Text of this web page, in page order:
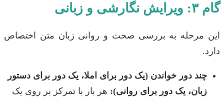
گام ۳: ویرایش نگارشی و زبانی
این مرحله به بررسی صحت و روانی زبان متن اختصاص
دارد.
چند دور خواندن (یک دور برای املا، یک دور برای دستور
زبان، یک دور برای روانی): هر بار با تمرکز بر روی یک